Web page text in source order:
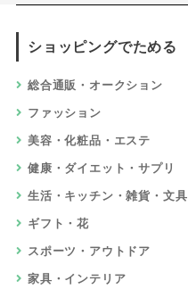
ショッピングでためる
総合通販・オークション
ファッション
美容・化粧品・エステ
健康・ダイエット・サプリ
生活・キッチン・雑貨・文具
ギフト・花
スポーツ・アウトドア
家具・インテリア